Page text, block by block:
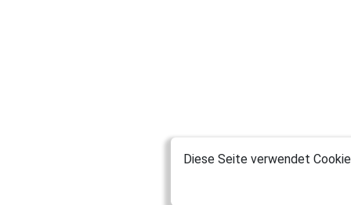
Diese Seite verwendet